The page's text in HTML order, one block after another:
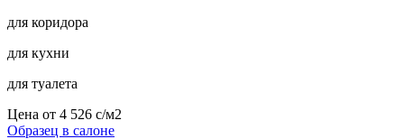
для коридора
для кухни
для туалета
Цена от 4 526 c/м2
Образец в салоне